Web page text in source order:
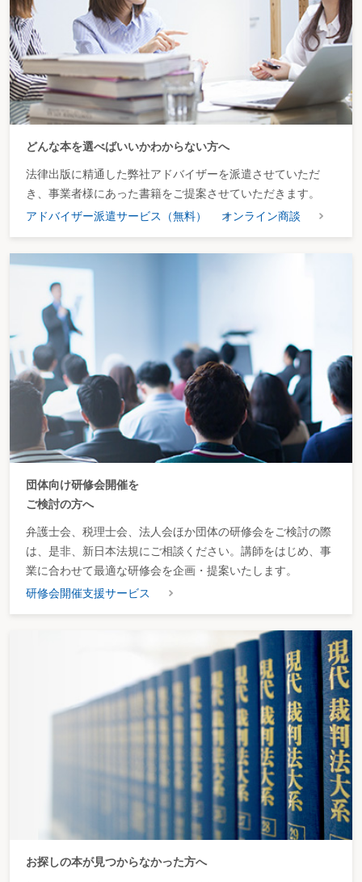
どんな本を選べばいいかわからない方へ
法律出版に精通した弊社アドバイザーを派遣させていただ
き、事業者様にあった書籍をご提案させていただきます。
アドバイザー派遣サービス（無料）
オンライン商談
団体向け研修会開催を
ご検討の方へ
弁護士会、税理士会、法人会ほか団体の研修会をご検討の際
は、是非、新日本法規にご相談ください。講師をはじめ、事
業に合わせて最適な研修会を企画・提案いたします。
研修会開催支援サービス
お探しの本が見つからなかった方へ